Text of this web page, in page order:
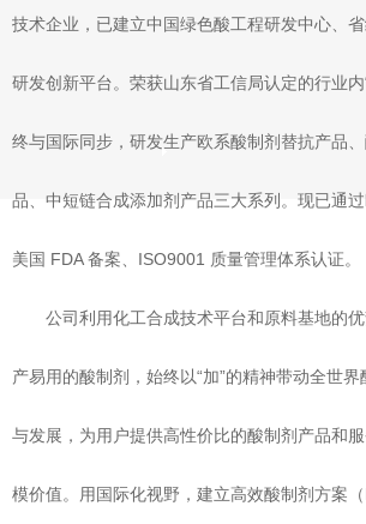
技术企业，已建立中国绿色酸工程研发中心、
研发创新平台。荣获山东省工信局认定的行业
终与国际同步，研发生产欧系酸制剂替抗产品
品、中短链合成添加剂产品三大系列。现已通过
美国 FDA 备案、ISO9001 质量管理体系认证。
公司利用化工合成技术平台和原料基地的
产易用的酸制剂，始终以“加”的精神带动全世
与发展，为用户提供高性价比的酸制剂产品和
模价值。用国际化视野，建立高效酸制剂方案